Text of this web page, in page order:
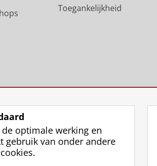
l
n
v
r
s
u
s
n
v
e
Toegankelijkheid
optimale werking en
gebruik van onder andere